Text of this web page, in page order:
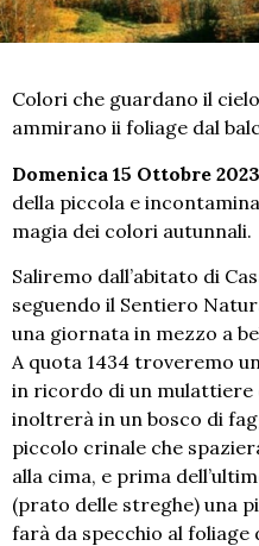
Colori che guardano il
ammirano ii foliage dal
Domenica 15 Ottobre 2023
della piccola e
magia dei colori autunnali.
Saliremo dall’abitato di
seguendo il Sentiero
una giornata in mezzo a
A quota 1434 troveremo
in ricordo di un mulattiere
inoltrerà in un bosco di
piccolo crinale che
alla cima, e prima
(prato delle streghe) una
farà da specchio al foliage